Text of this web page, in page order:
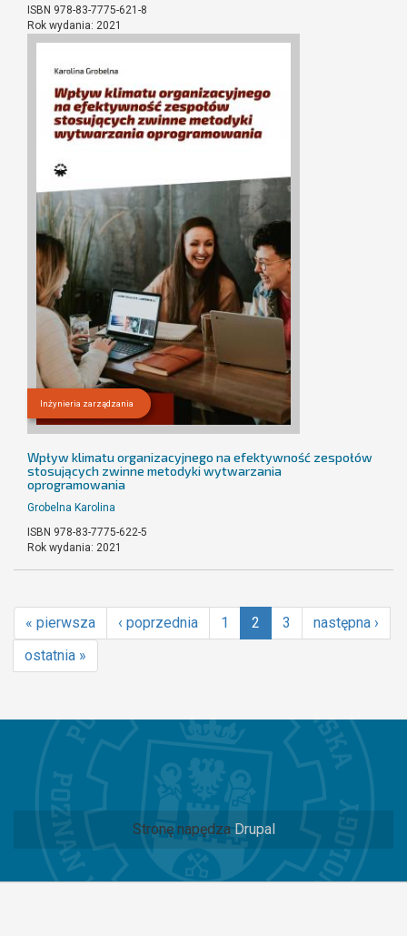
ISBN 978-83-7775-621-8
Rok wydania: 2021
Inżynieria zarządzania
Wpływ klimatu organizacyjnego na efektywność zespołów
stosujących zwinne metodyki wytwarzania
oprogramowania
Grobelna Karolina
ISBN 978-83-7775-622-5
Rok wydania: 2021
« pierwsza ‹ poprzednia 1 2 3
następna ›
ostatnia »
Stronę napędza Drupal